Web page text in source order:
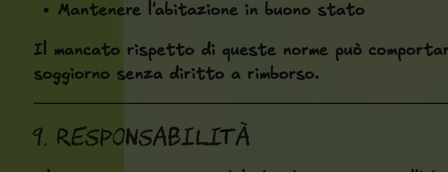
Mantenere l'abitazione in buono stato
Il mancato rispetto di queste norme può
soggiorno senza diritto a rimborso.
9. Responsabilità